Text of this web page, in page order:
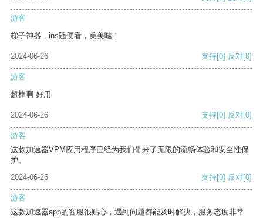
游客
梯子神器，ins随便看，美美哒！
2024-06-26 支持[0] 反对[0]
游客
超棒啊 好用
2024-06-26 支持[0] 反对[0]
游客
这款加速器VPM应用程序已经为我们带来了无限的流畅体验和安全性保
护。
2024-06-26
支持[0] 反对[0]
游客
这款加速器app的客服很贴心，遇到问题都能及时解决，服务态度非常